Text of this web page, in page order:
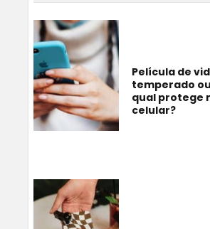
Película de
temperado
qual protege
celular?